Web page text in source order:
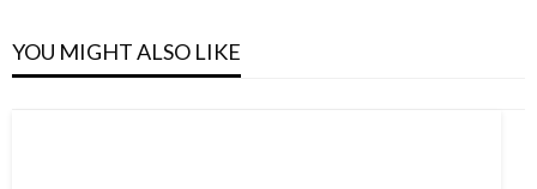
YOU MIGHT ALSO LIKE